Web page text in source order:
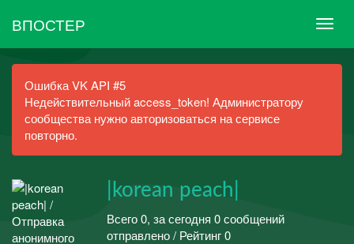
ВПОСТЕР
Ошибка VK API #5
Недействительный access_token! Администратору
сообщества нужно авторизоваться на сервисе
повторно.
|korean peach|
Всего 0, за сегодня 0 сообщений
отправлено / Рейтинг 0